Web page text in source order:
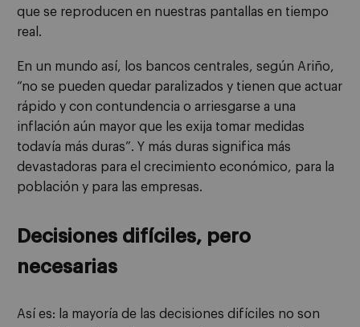
que se reproducen en nuestras pantallas en tiempo
real.
En un mundo así, los bancos centrales, según Ariño,
“no se pueden quedar paralizados y tienen que actuar
rápido y con contundencia o arriesgarse a una
inflación aún mayor que les exija tomar medidas
todavía más duras”. Y más duras significa más
devastadoras para el crecimiento económico, para la
población y para las empresas.
Decisiones difíciles, pero
necesarias
Así es: la mayoría de las decisiones difíciles no son